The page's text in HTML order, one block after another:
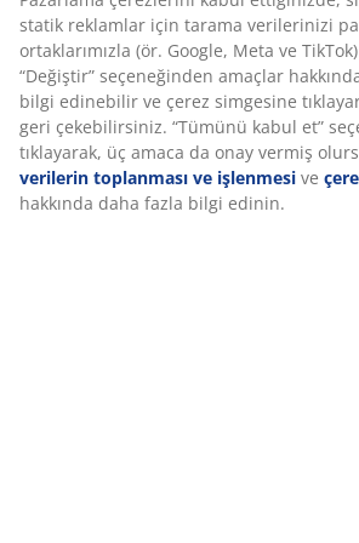
Uzatma kanadı ekleme seçeneğine
masası. Dayanıklılığı artırmak için
çamdan masa üstü. Masif çamdan
kalabalık sofralara uyum sağlamak
kanatları ekleyerek masayı 235 veya
rahatlıkla uzatabilirsiniz. Kanatlar
G90 x U190 x Y75 cm
statik reklamlar için tarama verilerinizi
ortaklarımızla (ör. Google, Meta ve TikTok)
“Değiştir” seçeneğinden amaçlar
bilgi edinebilir ve çerez simgesine
geri çekebilirsiniz. “Tümünü kabul et”
tıklayarak, üç amaca da onay vermiş
verilerin toplanması ve işlenmesi ve
hakkında daha fazla bilgi edinin.